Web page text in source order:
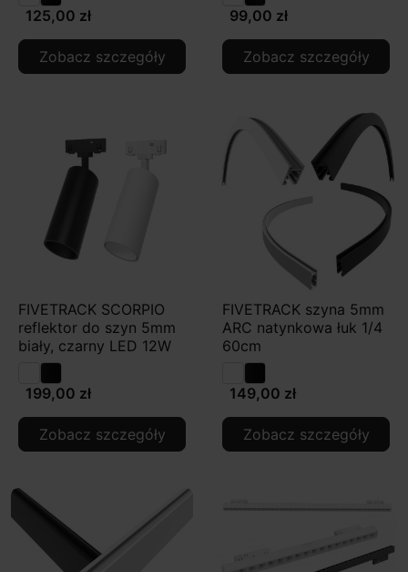
125,00 zł
Zobacz szczegóły
99,00 zł
Zobacz szczegóły
FIVETRACK SCORPIO
reflektor do szyn 5mm
biały, czarny LED 12W
199,00 zł
Zobacz szczegóły
FIVETRACK szyna 5mm
ARC natynkowa łuk 1/4
60cm
149,00 zł
Zobacz szczegóły